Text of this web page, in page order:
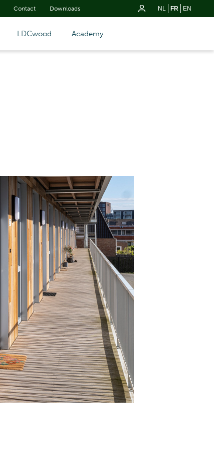
Contact Downloads NL FR EN
LDCwood Academy